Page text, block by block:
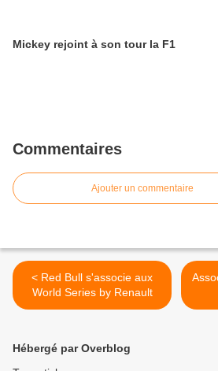
Mickey rejoint à son tour la F1
Commentaires
Ajouter un commentaire
< Red Bull s'associe aux
World Series by Renault
Hébergé par Overblog